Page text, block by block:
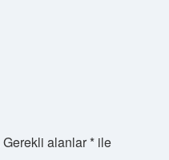
Gerekli alanlar* ile